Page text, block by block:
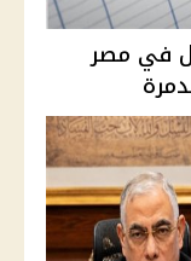
في مصر